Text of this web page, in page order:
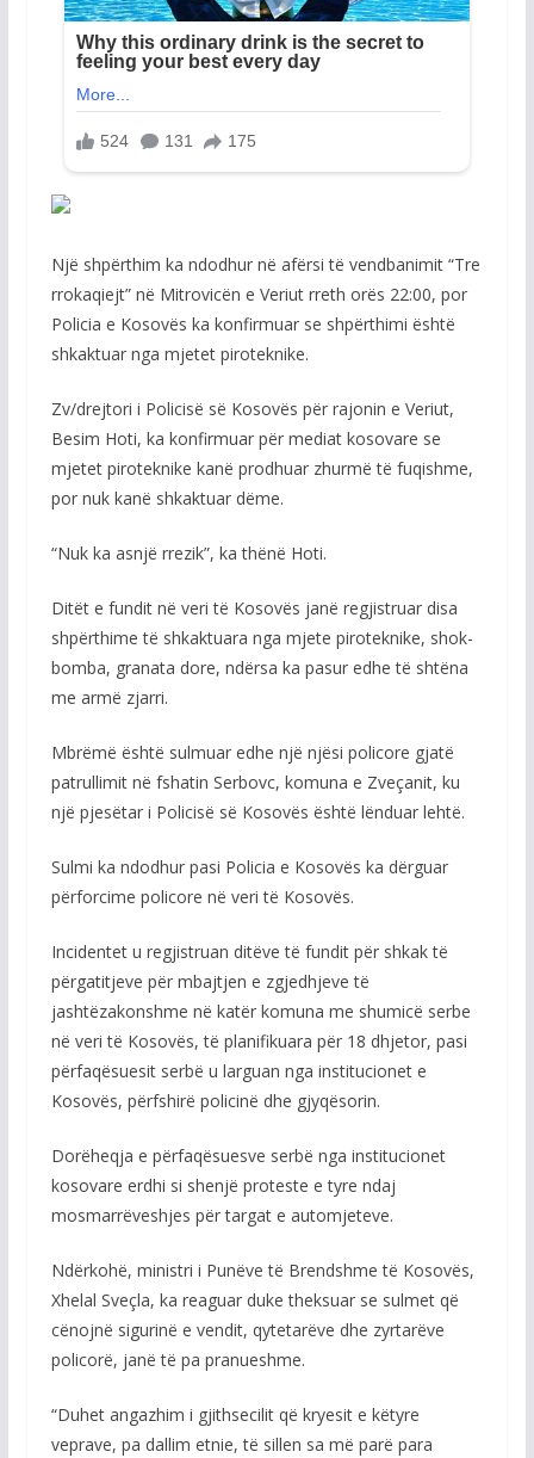
Një shpërthim ka ndodhur në afërsi të vendbanimit “Tre
rrokaqiejt” në Mitrovicën e Veriut rreth orës 22:00, por
Policia e Kosovës ka konfirmuar se shpërthimi është
shkaktuar nga mjetet piroteknike.
Zv/drejtori i Policisë së Kosovës për rajonin e Veriut,
Besim Hoti, ka konfirmuar për mediat kosovare se
mjetet piroteknike kanë prodhuar zhurmë të fuqishme,
por nuk kanë shkaktuar dëme.
“Nuk ka asnjë rrezik”, ka thënë Hoti.
Ditët e fundit në veri të Kosovës janë regjistruar disa
shpërthime të shkaktuara nga mjete piroteknike, shok-
bomba, granata dore, ndërsa ka pasur edhe të shtëna
me armë zjarri.
Mbrëmë është sulmuar edhe një njësi policore gjatë
patrullimit në fshatin Serbovc, komuna e Zveçanit, ku
një pjesëtar i Policisë së Kosovës është lënduar lehtë.
Sulmi ka ndodhur pasi Policia e Kosovës ka dërguar
përforcime policore në veri të Kosovës.
Incidentet u regjistruan ditëve të fundit për shkak të
përgatitjeve për mbajtjen e zgjedhjeve të
jashtëzakonshme në katër komuna me shumicë serbe
në veri të Kosovës, të planifikuara për 18 dhjetor, pasi
përfaqësuesit serbë u larguan nga institucionet e
Kosovës, përfshirë policinë dhe gjyqësorin.
Dorëheqja e përfaqësuesve serbë nga institucionet
kosovare erdhi si shenjë proteste e tyre ndaj
mosmarrëveshjes për targat e automjeteve.
Ndërkohë, ministri i Punëve të Brendshme të Kosovës,
Xhelal Sveçla, ka reaguar duke theksuar se sulmet që
cënojnë sigurinë e vendit, qytetarëve dhe zyrtarëve
policorë, janë të pa pranueshme.
“Duhet angazhim i gjithsecilit që kryesit e këtyre
veprave, pa dallim etnie, të sillen sa më parë para